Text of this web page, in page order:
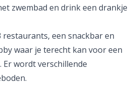
zwembad en drink een drankje
een snackbar en
waar je terecht kan voor een
Er wordt verschillende